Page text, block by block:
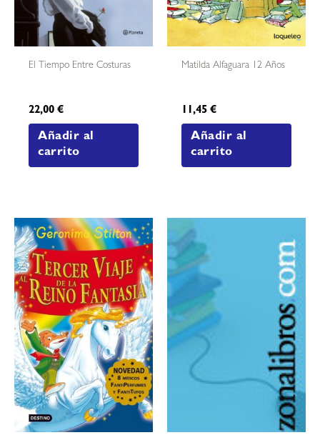
El Tiempo Entre Costuras
22,00€
Añadir al
carrito
Matilda Alfaguara 12 Años
11,45€
Añadir al
carrito